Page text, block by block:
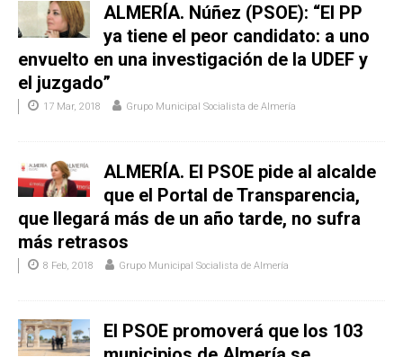
ALMERÍA. Núñez (PSOE): “El PP
ya tiene el peor candidato: a uno
envuelto en una investigación de la UDEF y
el juzgado”
17 Mar, 2018 Grupo Municipal Socialista de Almería
ALMERÍA. El PSOE pide al alcalde
que el Portal de Transparencia,
que llegará más de un año tarde, no sufra
más retrasos
8 Feb, 2018 Grupo Municipal Socialista de Almería
El PSOE promoverá que los 103